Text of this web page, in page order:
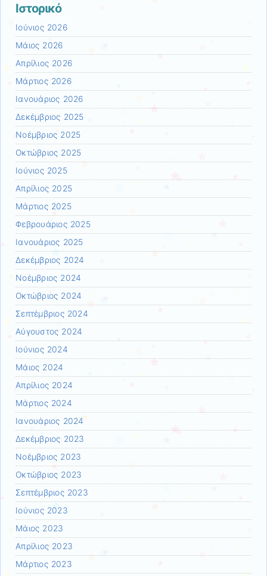
Ιστορικό
Ιούνιος 2026
Μάιος 2026
Απρίλιος 2026
Μάρτιος 2026
Ιανουάριος 2026
Δεκέμβριος 2025
Νοέμβριος 2025
Οκτώβριος 2025
Ιούνιος 2025
Απρίλιος 2025
Μάρτιος 2025
Φεβρουάριος 2025
Ιανουάριος 2025
Δεκέμβριος 2024
Νοέμβριος 2024
Οκτώβριος 2024
Σεπτέμβριος 2024
Αύγουστος 2024
Ιούνιος 2024
Μάιος 2024
Απρίλιος 2024
Μάρτιος 2024
Ιανουάριος 2024
Δεκέμβριος 2023
Νοέμβριος 2023
Οκτώβριος 2023
Σεπτέμβριος 2023
Ιούνιος 2023
Μάιος 2023
Απρίλιος 2023
Μάρτιος 2023